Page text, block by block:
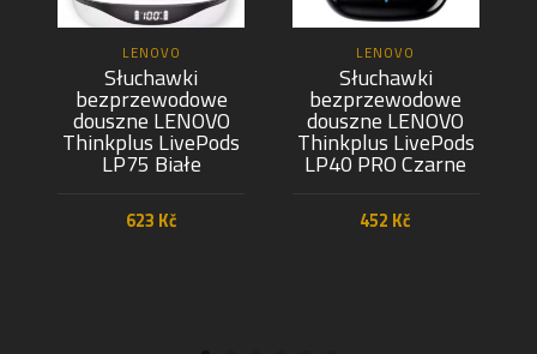
LENOVO
Słuchawki
bezprzewodowe
douszne LENOVO
Thinkplus LivePods
LP75 Białe
623 Kč
LENOVO
Słuchawki
bezprzewodowe
douszne LENOVO
Thinkplus LivePods
LP40 PRO Czarne
452 Kč